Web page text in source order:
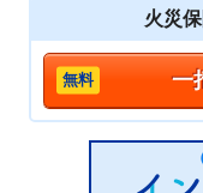
火災
一